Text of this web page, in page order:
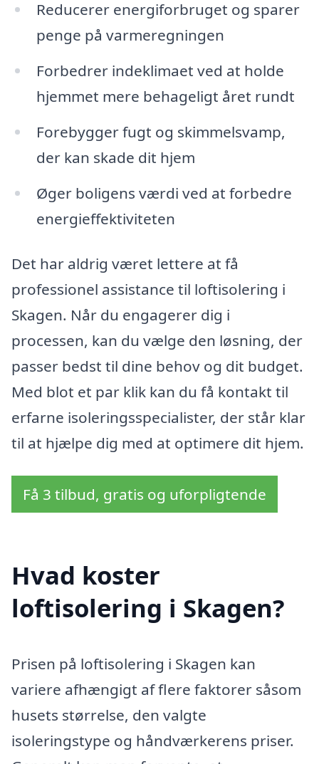
Reducerer energiforbruget og sparer
penge på varmeregningen
Forbedrer indeklimaet ved at holde
hjemmet mere behageligt året rundt
Forebygger fugt og skimmelsvamp,
der kan skade dit hjem
Øger boligens værdi ved at forbedre
energieffektiviteten
Det har aldrig været lettere at få
professionel assistance til loftisolering i
Skagen. Når du engagerer dig i
processen, kan du vælge den løsning, der
passer bedst til dine behov og dit budget.
Med blot et par klik kan du få kontakt til
erfarne isoleringsspecialister, der står klar
til at hjælpe dig med at optimere dit hjem.
Få 3 tilbud, gratis og uforpligtende
Hvad koster
loftisolering i Skagen?
Prisen på loftisolering i Skagen kan
variere afhængigt af flere faktorer såsom
husets størrelse, den valgte
isoleringstype og håndværkerens priser.